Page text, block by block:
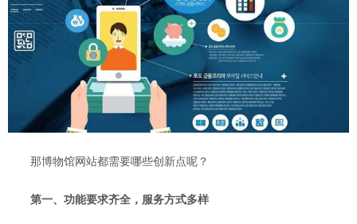
那博物馆网站都需要哪些创新点呢？
第一、功能要求齐全，服务方式多样